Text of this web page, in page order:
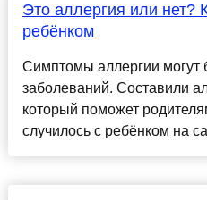
Это аллергия или нет?
ребёнком
Симптомы аллергии могут
заболеваний. Составили
который поможет
случилось с ребёнком на